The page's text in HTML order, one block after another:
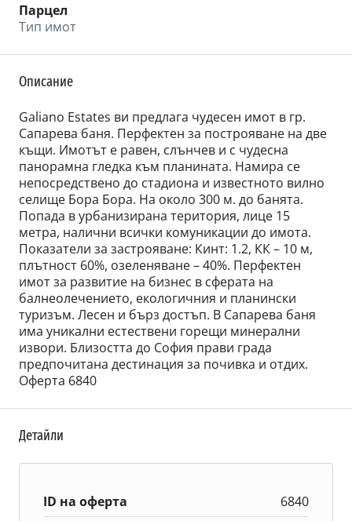
Парцел
Тип имот
Описание
Galiano Estates ви предлага чудесен имот в гр.
Сапарева баня. Перфектен за построяване на две
къщи. Имотът е равен, слънчев и с чудесна
панорамна гледка към планината. Намира се
непосредствено до стадиона и известното вилно
селище Бора Бора. На около 300 м. до банята.
Попада в урбанизирана територия, лице 15
метра, налични всички комуникации до имота.
Показатели за застрояване: Кинт: 1.2, КК – 10 м,
плътност 60%, озеленяване – 40%. Перфектен
имот за развитие на бизнес в сферата на
балнеолечението, екологичния и планински
туризъм. Лесен и бърз достъп. В Сапарева баня
има уникални естествени горещи минерални
извори. Близостта до София прави града
предпочитана дестинация за почивка и отдих.
Оферта 6840
Детайли
ID на оферта
6840